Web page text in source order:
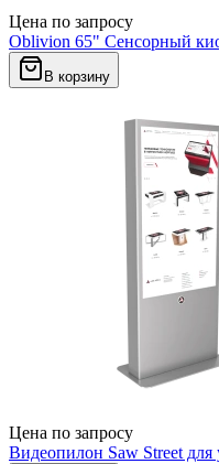
Цена по запросу
Oblivion 65" Сенсорный
В корзину
Цена по запросу
Видеопилон Saw Street